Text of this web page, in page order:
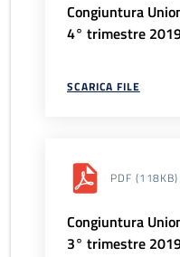
Congiuntura
4° trimestre
SCARICA FILE
PDF (118KB)
Congiuntura
3° trimestre